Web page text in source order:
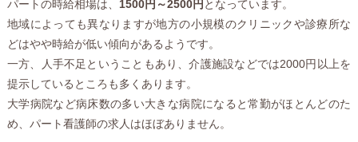
パートの時給相場は、 1500円～2500円 となっています。
地域によっても異なりますが地方の小規模のクリニックや診療所な
どはやや時給が低い傾向があるようです。
一方、人手不足ということもあり、介護施設などでは2000円以上を
提示しているところも多くあります。
大学病院など病床数の多い大きな病院になると常勤がほとんどのた
め、パート看護師の求人はほぼありません。